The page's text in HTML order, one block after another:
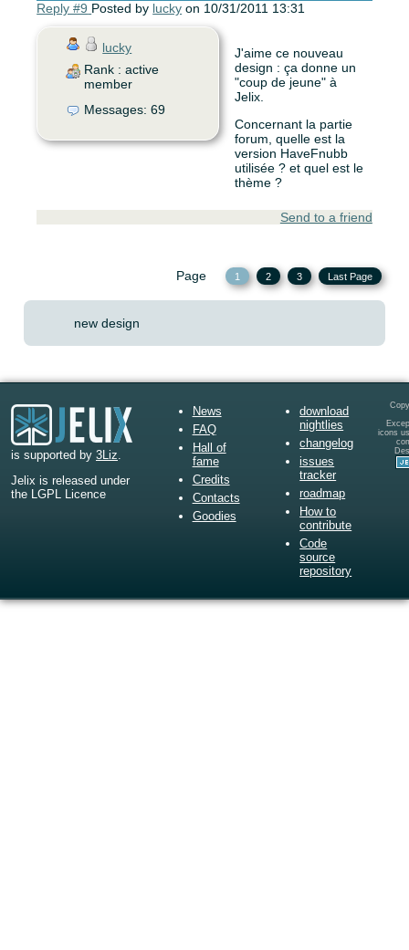
Reply #9 Posted by lucky on 10/31/2011 13:31
lucky
Rank : active
member
Messages: 69
J'aime ce nouveau
design : ça donne un
"coup de jeune" à
Jelix.
Concernant la partie
forum, quelle est la
version HaveFnubb
utilisée ? et quel est le
thème ?
Send to a friend
Page 1 2 3 Last Page
new design
is supported by 3Liz
Jelix is released under
the LGPL Licence
News
FAQ
Hall of
fame
Credits
Contacts
Goodies
download
nightlies
changelog
issues
tracker
roadmap
How to
contribute
Code
source
repository
icons